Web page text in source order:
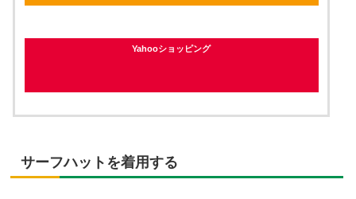
Yahooショッピング
サーフハットを着用する